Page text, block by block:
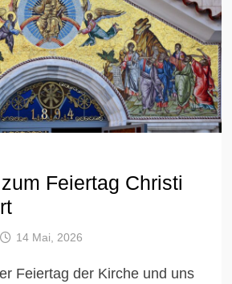
Feiertag Christi
14 Mai, 2026
Feiertag der Kirche und uns